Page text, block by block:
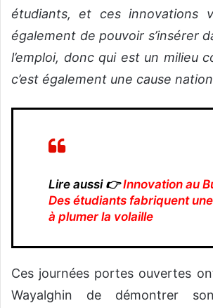
étudiants, et ces innovations
également de pouvoir s’insérer
l’emploi, donc qui est un milieu
c’est également une cause
Lire aussi 👉Innovation au
Des étudiants fabriquent
à plumer la volaille
Ces journées portes ouvertes
Wayalghin de démontrer